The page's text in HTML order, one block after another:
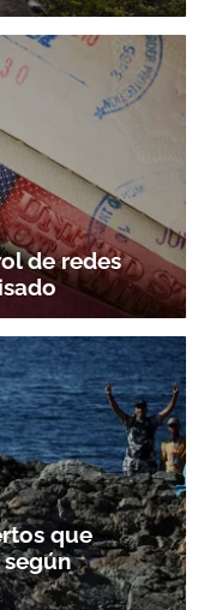
de redes
que